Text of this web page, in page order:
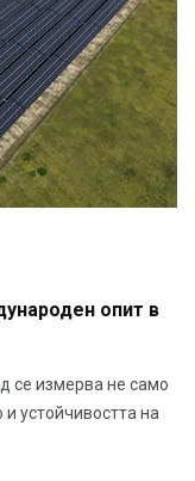
опит в
се измерва не само
устойчивостта на